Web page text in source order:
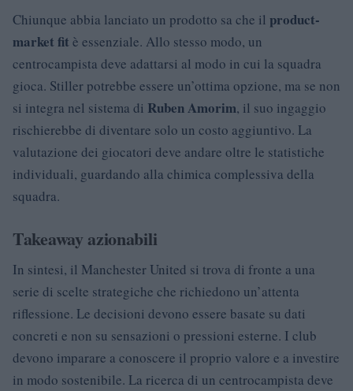
Chiunque abbia lanciato un prodotto sa che il product-
market fit è essenziale. Allo stesso modo, un
centrocampista deve adattarsi al modo in cui la squadra
gioca. Stiller potrebbe essere un’ottima opzione, ma se non
si integra nel sistema di Ruben Amorim, il suo ingaggio
rischierebbe di diventare solo un costo aggiuntivo. La
valutazione dei giocatori deve andare oltre le statistiche
individuali, guardando alla chimica complessiva della
squadra.
Takeaway azionabili
In sintesi, il Manchester United si trova di fronte a una
serie di scelte strategiche che richiedono un’attenta
riflessione. Le decisioni devono essere basate su dati
concreti e non su sensazioni o pressioni esterne. I club
devono imparare a conoscere il proprio valore e a investire
in modo sostenibile. La ricerca di un centrocampista deve